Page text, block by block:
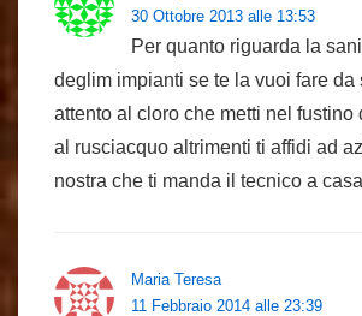
30 Ottobre 2013 alle 13:53
Per quanto riguarda la
deglim impianti se te la vuoi fare da
attento al cloro che metti nel fustino
al rusciacquo altrimenti ti affidi ad
nostra che ti manda il tecnico a
Maria Teresa
11 Febbraio 2014 alle 23:39